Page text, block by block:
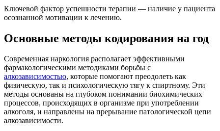
Ключевой фактор успешности терапии — наличие у пациента
осознанной мотивации к лечению.
Основные методы кодирования на год
Современная наркология располагает эффективными
фармакологическими методиками борьбы с
алкозависимостью, которые помогают преодолеть как
физическую, так и психологическую тягу к спиртному. Эти
методы основаны на глубоком понимании биохимических
процессов, происходящих в организме при употреблении
алкоголя, и направлены на прерывание патологической цепи
алкозависимости.